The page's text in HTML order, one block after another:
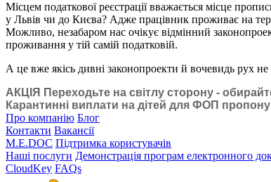
Місцем податкової реєстрації вважається місце
у Львів чи до Києва? Адже працівник проживає на
Можливо, незабаром нас очікує відмінний
проживання у тій самій податковій.
А це вже якісь дивні законопроекти й вочевидь рух
АКЦІЯ Переходьте на світлу сторону -
Карантинні виплати на дітей для ФОП
Про компанію Блог
Контакти Вакансії
M.E.DOC Підтримка користувачів
Наші послуги Демонстрація програм електронного
CloudKey FAQs